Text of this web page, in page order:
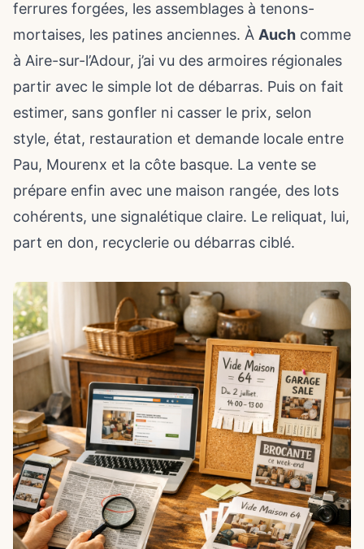
ferrures forgées, les assemblages à tenons-
mortaises, les patines anciennes. À Auch comme
à Aire-sur-l’Adour, j’ai vu des armoires régionales
partir avec le simple lot de débarras. Puis on fait
estimer, sans gonfler ni casser le prix, selon
style, état, restauration et demande locale entre
Pau, Mourenx et la côte basque. La vente se
prépare enfin avec une maison rangée, des lots
cohérents, une signalétique claire. Le reliquat, lui,
part en don, recyclerie ou débarras ciblé.